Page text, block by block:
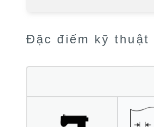
Đặc điểm kỹ thuật